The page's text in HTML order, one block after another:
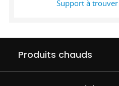
Support à
Produits chauds